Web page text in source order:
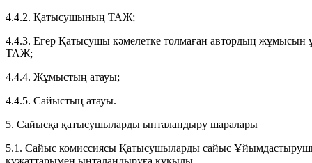
4.4.2. Қатысушының ТАЖ;
4.4.3. Егер Қатысушы кәмелетке толмаған автордың жұмысын
ТАЖ;
4.4.4. Жұмыстың атауы;
4.4.5. Сайыстың атауы.
5. Сайысқа қатысушыларды ынталандыру шаралары
5.1. Сайыс комиссиясы Қатысушыларды сайыс
құжаттарымен ынталандыруға құқылы.